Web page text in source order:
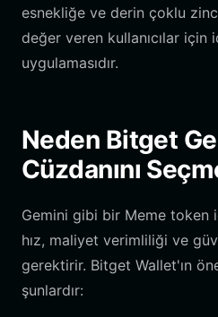
esnekliğe ve derin çoklu
değer veren kullanıcılar için
uygulamasıdır.
Neden Bitget
Cüzdanını
Gemini gibi bir Meme token
hız, maliyet verimliliği ve
gerektirir. Bitget Wallet'ın
şunlardır: